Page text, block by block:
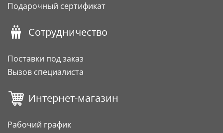
Подарочный сертификат
Сотрудничество
Поставки под заказ
Вызов специалиста
Интернет-магазин
Рабочий график